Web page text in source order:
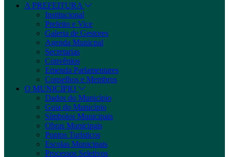
A PREFEITURA
Institucional
Prefeito e Vice
Galeria de Gestores
Agenda Municpal
Secretarias
Convênios
Emenda Parlamentares
Conselhos e Membros
O MUNICÍPIO
Dados do Município
Guia do Município
Símbolos Municipais
Obras Municipais
Pontos Turísticos
Escolas Municipais
Processos Seletivos